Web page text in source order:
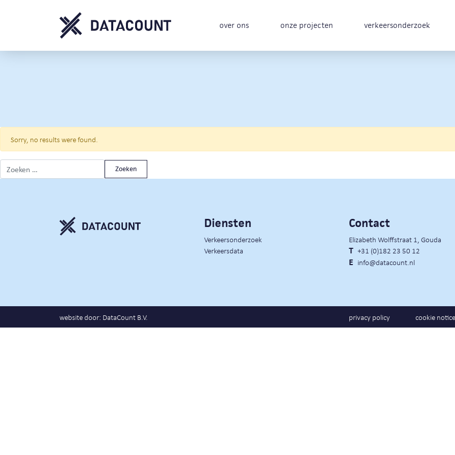
over ons onze projecten verkeersonderzoek
Sorry, no results were found.
Diensten
Verkeersonderzoek
Verkeersdata
Contact
Elizabeth Wolffstraat 1, Gouda
T +31 (0)182 23 50 12
E info@datacount.nl
website door: DataCount B.V. privacy policy cookie notice